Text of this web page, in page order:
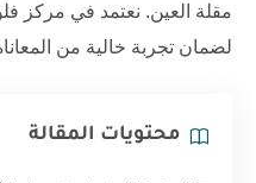
مقلة العين. نعتمد في مركز
لضمان تجربة خالية من
محتويات المقالة